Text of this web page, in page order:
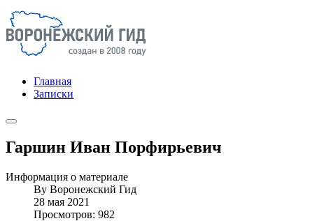
Главная
Записки
Гаршин Иван Порфирьевич
Информация о материале
By Воронежский Гид
28 мая 2021
Просмотров: 982